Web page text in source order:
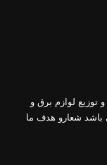
تهیه و توزیع لوازم برق و
شعارو هدف ما